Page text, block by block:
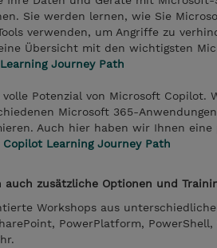
Sie werden lernen, wie Sie
verwenden, um Angriffe zu
Übersicht mit den wichtigsten
Journey Path
volle Potenzial von Microsoft
Microsoft 365-
Auch hier haben wir Ihnen
Copilot Learning Journey Path
zusätzliche Optionen und
Workshops aus
PowerPlatform, PowerShell,